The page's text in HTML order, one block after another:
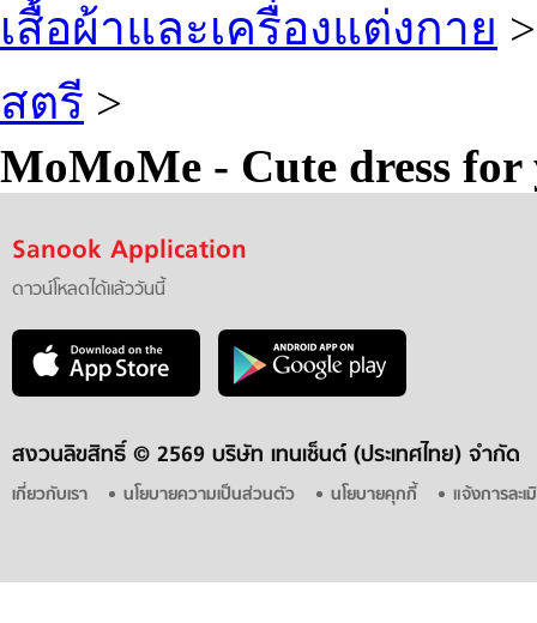
เสื้อผ้าและเครื่องแต่งกาย >
สตรี >
MoMoMe - Cute dress for
Sanook Application
ดาวน์โหลดได้แล้ววันนี้
สงวนลิขสิทธิ์ © 2569 บริษัท เทนเซ็นต์ (ประเทศไทย) จำกัด
เกี่ยวกับเรา นโยบายความเป็นส่วนตัว นโยบายคุกกี้ แจ้งการละ